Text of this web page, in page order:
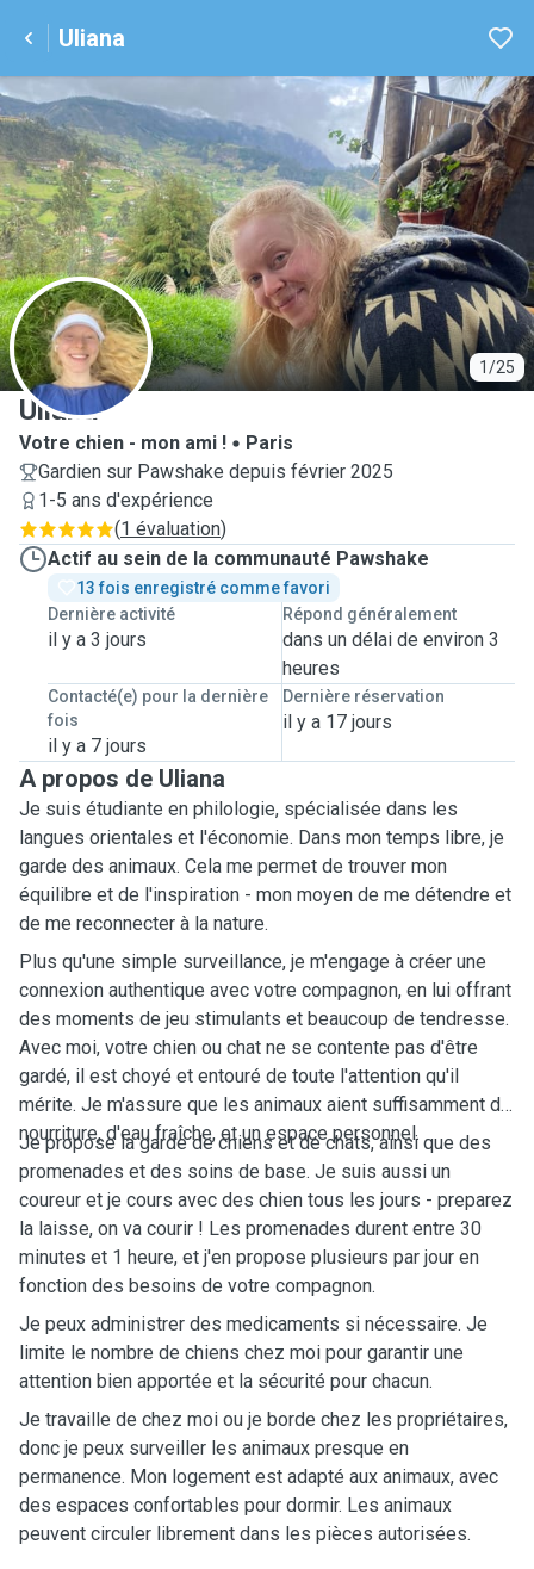
Uliana
1/25
U
Uliana
Votre chien - mon ami !
Paris
Gardien sur Pawshake depuis février 2025
1-5 ans d'expérience
(1 évaluation)
Actif au sein de la communauté Pawshake
13 fois enregistré comme favori
Dernière activité
il y a 3 jours
Répond généralement
dans un délai de environ 3
heures
Contacté(e) pour la dernière
fois
il y a 7 jours
Dernière réservation
il y a 17 jours
A propos de Uliana
Je suis étudiante en philologie, spécialisée dans les
langues orientales et l'économie. Dans mon temps libre, je
garde des animaux. Cela me permet de trouver mon
équilibre et de l'inspiration - mon moyen de me détendre et
de me reconnecter à la nature.
Plus qu'une simple surveillance, je m'engage à créer une
connexion authentique avec votre compagnon, en lui offrant
des moments de jeu stimulants et beaucoup de tendresse.
Avec moi, votre chien ou chat ne se contente pas d'être
gardé, il est choyé et entouré de toute l'attention qu'il
mérite. Je m'assure que les animaux aient suffisamment de
nourriture, d'eau fraîche, et un espace personnel.
Je propose la garde de chiens et de chats, ainsi que des
promenades et des soins de base. Je suis aussi un
coureur et je cours avec des chien tous les jours - preparez
la laisse, on va courir ! Les promenades durent entre 30
minutes et 1 heure, et j'en propose plusieurs par jour en
fonction des besoins de votre compagnon.
Je peux administrer des medicaments si nécessaire. Je
limite le nombre de chiens chez moi pour garantir une
attention bien apportée et la sécurité pour chacun.
Je travaille de chez moi ou je borde chez les propriétaires,
donc je peux surveiller les animaux presque en
permanence. Mon logement est adapté aux animaux, avec
des espaces confortables pour dormir. Les animaux
peuvent circuler librement dans les pièces autorisées.